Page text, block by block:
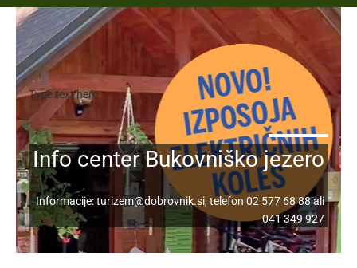
Type text here
Info center Bukovniško jezero
Informacije:turizem@dobrovnik.si, telefon 02 577 68 88ali
041 349 927